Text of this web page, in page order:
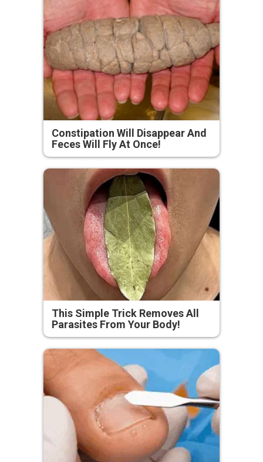
Constipation Will Disappear And
Feces Will Fly At Once!
This Simple Trick Removes All
Parasites From Your Body!